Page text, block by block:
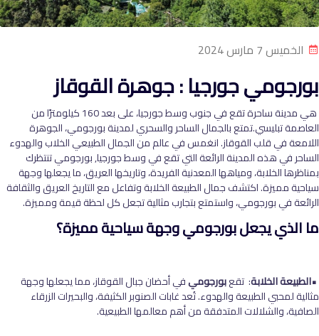
الخميس 7 مارس 2024
بورجومي جورجيا : جوهرة القوقاز
هي مدينة ساحرة تقع في جنوب وسط جورجيا، على بعد 160 كيلومترًا من
العاصمة تبليسي.تمتع بالجمال الساحر والسحري لمدينة بورجومي، الجوهرة
اللامعة في قلب القوقاز. انغمس في عالم من الجمال الطبيعي الخلاب والهدوء
الساحر في هذه المدينة الرائعة التي تقع في وسط جورجيا, بورجومي تنتظرك
بمناظرها الخلابة، ومياهها المعدنية الفريدة، وتاريخها العريق، ما يجعلها وجهة
سياحية مميزة. اكتشف جمال الطبيعة الخلابة وتفاعل مع التاريخ العريق والثقافة
الرائعة في بورجومي، واستمتع بتجارب مثالية تجعل كل لحظة قيمة ومميزة.
ما الذي يجعل بورجومي وجهة سياحية مميزة؟
•الطبيعة الخلابة: تقعبورجوميفي أحضان جبال القوقاز، مما يجعلها وجهة
مثالية لمحبي الطبيعة والهدوء. تُعد غابات الصنوبر الكثيفة، والبحيرات الزرقاء
الصافية، والشلالات المتدفقة من أهم معالمها الطبيعية.